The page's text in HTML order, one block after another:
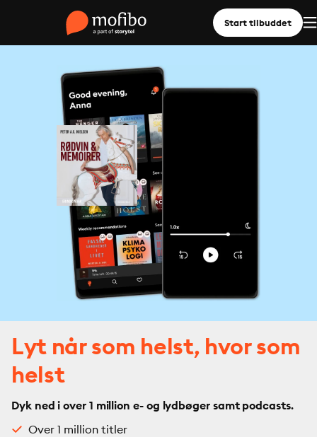
Start tilbuddet
Lyt når som helst, hvor som
helst
Dyk ned i over 1 million e- og lydbøger samt podcasts.
Over 1 million titler